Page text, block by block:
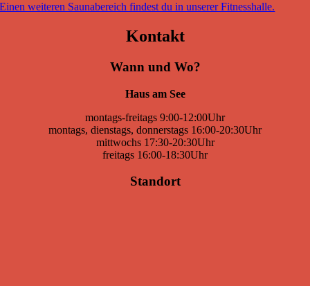
Einen weiteren Saunabereich findest du in unserer Fitnesshalle.
Kontakt
Wann und Wo?
Haus am See
montags-freitags 9:00-12:00Uhr
montags, dienstags, donnerstags 16:00-20:30Uhr
mittwochs 17:30-20:30Uhr
freitags 16:00-18:30Uhr
Standort